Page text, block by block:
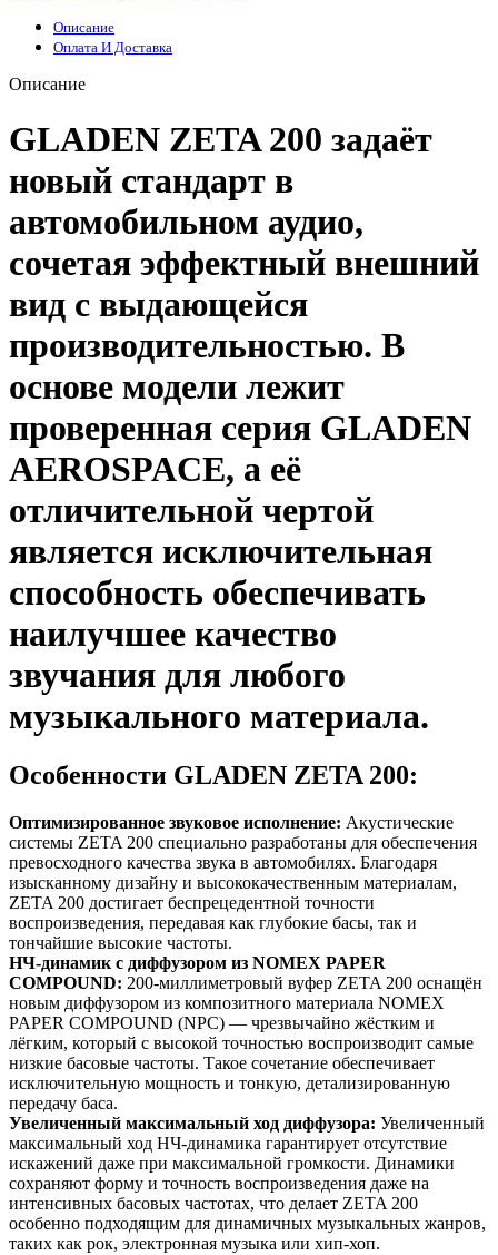
Описание
Оплата И Доставка
Описание
GLADEN ZETA 200 задаёт
новый стандарт в
автомобильном аудио,
сочетая эффектный внешний
вид с выдающейся
производительностью. В
основе модели лежит
проверенная серия GLADEN
AEROSPACE, а её
отличительной чертой
является исключительная
способность обеспечивать
наилучшее качество
звучания для любого
музыкального материала.
Особенности GLADEN ZETA 200:
Оптимизированное звуковое исполнение: Акустические
системы ZETA 200 специально разработаны для обеспечения
превосходного качества звука в автомобилях. Благодаря
изысканному дизайну и высококачественным материалам,
ZETA 200 достигает беспрецедентной точности
воспроизведения, передавая как глубокие басы, так и
тончайшие высокие частоты.
НЧ-динамик с диффузором из NOMEX PAPER
COMPOUND: 200-миллиметровый вуфер ZETA 200 оснащён
новым диффузором из композитного материала NOMEX
PAPER COMPOUND (NPC) — чрезвычайно жёстким и
лёгким, который с высокой точностью воспроизводит самые
низкие басовые частоты. Такое сочетание обеспечивает
исключительную мощность и тонкую, детализированную
передачу баса.
Увеличенный максимальный ход диффузора: Увеличенный
максимальный ход НЧ-динамика гарантирует отсутствие
искажений даже при максимальной громкости. Динамики
сохраняют форму и точность воспроизведения даже на
интенсивных басовых частотах, что делает ZETA 200
особенно подходящим для динамичных музыкальных жанров,
таких как рок, электронная музыка или хип-хоп.